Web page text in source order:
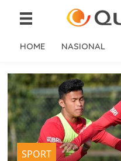
HOME NASIONAL
SPORT